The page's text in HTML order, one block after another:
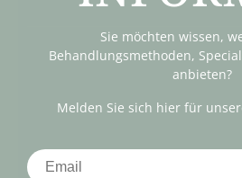
Sie möchten wissen,
Behandlungsmethoden,
anbieten?
Melden Sie sich hier für